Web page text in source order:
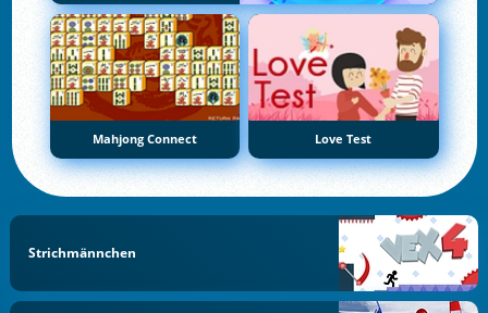
Mahjong Connect Love Test
Strichmännchen